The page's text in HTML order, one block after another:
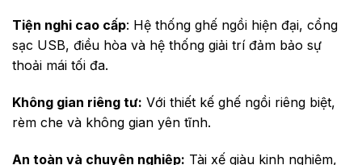
Tiện nghi cao cấp: Hệ thống ghế ngồi hiện đại, cổng
sạc USB, điều hòa và hệ thống giải trí đảm bảo sự
thoải mái tối đa.
Không gian riêng tư: Với thiết kế ghế ngồi riêng biệt,
rèm che và không gian yên tĩnh.
An toàn và chuyên nghiệp: Tài xế giàu kinh nghiệm,